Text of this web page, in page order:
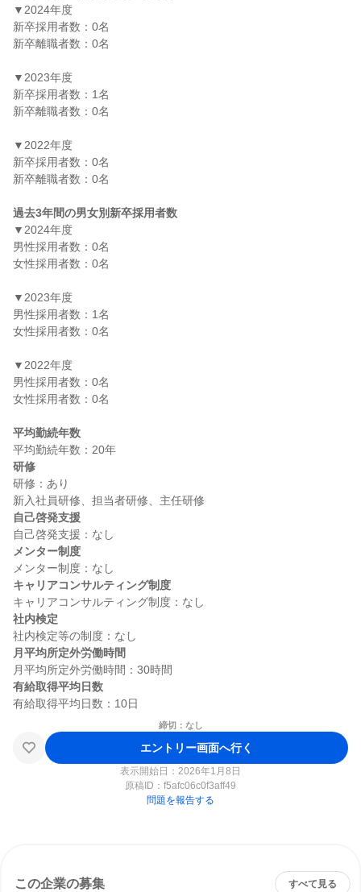
▼2024年度
新卒採用者数：0名
新卒離職者数：0名
▼2023年度
新卒採用者数：1名
新卒離職者数：0名
▼2022年度
新卒採用者数：0名
新卒離職者数：0名
過去3年間の男女別新卒採用者数
▼2024年度
男性採用者数：0名
女性採用者数：0名
▼2023年度
男性採用者数：1名
女性採用者数：0名
▼2022年度
男性採用者数：0名
女性採用者数：0名
平均勤続年数
研修
研修：あり
自己啓発支援
メンター制度
キャリアコンサルティング制度
社内検定
月平均所定外労働時間
有給取得平均日数
締切：なし
エントリー画面へ行く
表示開始日：2026年1月8日
原稿ID： f5afc06c0f3aff49
問題を報告する
この企業の募集 すべて見る